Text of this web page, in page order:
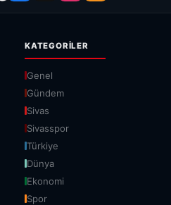
KATEGORILER
Genel
Gündem
Sivas
Sivasspor
Türkiye
Dünya
Ekonomi
Spor